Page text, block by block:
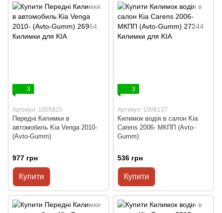
3
Артикул: 1005825
Передні Килимки в
автомобиль Kia Venga 2010-
(Avto-Gumm)
977 грн
Купити
3
Артикул: 1006137
Килимок водія в салон Kia
Carens 2006- МКПП (Avto-
Gumm)
536 грн
Купити